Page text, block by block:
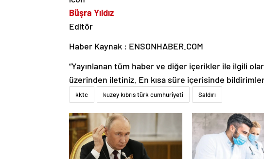
Büşra Yıldız
Editör
Haber Kaynak : ENSONHABER.COM
“Yayınlanan tüm haber ve diğer içerikler ile ilgili
üzerinden iletiniz. En kısa süre içerisinde
kktc kuzey kıbrıs türk cumhuriyeti Saldırı